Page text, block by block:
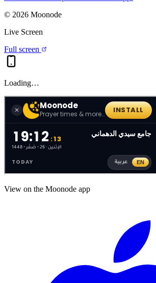
© 2026 Moonode
Live Screen
Full screen
Loading…
View on the Moonode app